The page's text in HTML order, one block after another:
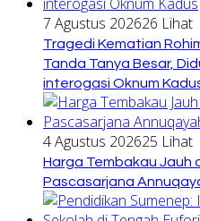
7 Agustus 202626 Lihat
Tragedi Kematian
Tanda Tanya Besar,
interogasi Oknum
4 Agustus 202625 Lihat
Harga Tembakau Jauh
Pascasarjana